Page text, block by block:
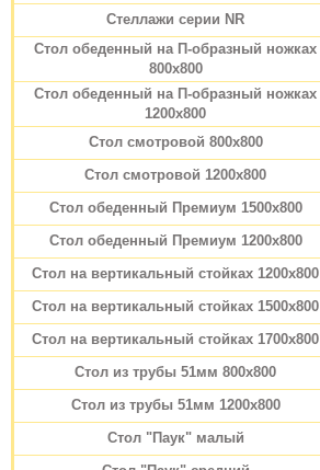
Стеллажи серии NR
Стол обеденный на П-образный ножках
800х800
Стол обеденный на П-образный ножках
1200х800
Стол смотровой 800х800
Стол смотровой 1200х800
Стол обеденный Премиум 1500х800
Стол обеденный Премиум 1200х800
Стол на вертикальный стойках 1200х800
Стол на вертикальный стойках 1500х800
Стол на вертикальный стойках 1700х800
Стол из трубы 51мм 800х800
Стол из трубы 51мм 1200х800
Стол "Паук" малый